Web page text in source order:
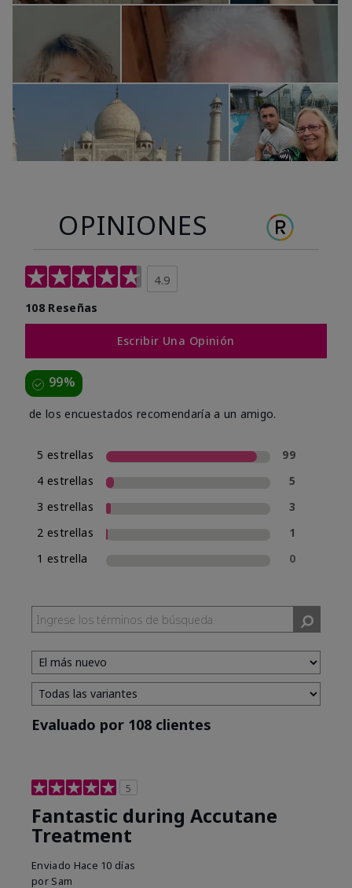
OPINIONES
4.9
108 Reseñas
Escribir Una Opinión
99%
de los encuestados recomendaría a un amigo.
5 estrellas
99
4 estrellas
5
3 estrellas
3
2 estrellas
1
1 estrella
0
Evaluado por 108 clientes
5
Fantastic during Accutane
Treatment
Enviado Hace 10 días
por Sam